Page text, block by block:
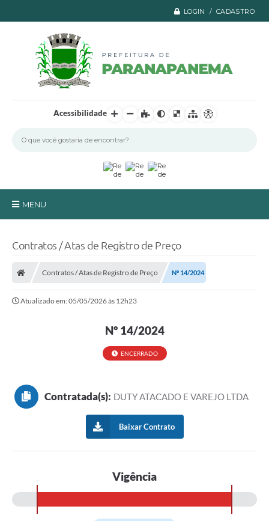
LOGIN / CADASTRO
Acessibilidade
MENU
Transparência
Legislação
Transparência
Contratos / Atas de Registro de Preço
Contratos / Atas de Registro de Preço Nº 14/2024
Atualizado em: 05/05/2026 às 12h23
Nº 14/2024
ENCERRADO
Contratada(s): DUTY ATACADO E VAREJO LTDA
Baixar Contrato
Vigência